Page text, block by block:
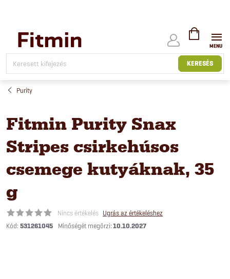
tartalomhoz
KERESÉS
KOSÁR
Purity
Fitmin Purity Snax
Stripes csirkehúsos
csemege kutyáknak, 35
g
Nincs értékelés Ugrás az értékeléshez
Kód: 531261045 10.10.2027